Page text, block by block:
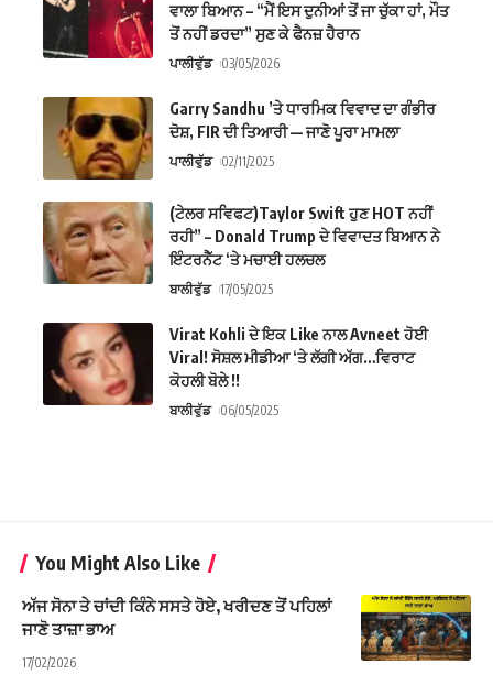
ਵਾਲਾ ਬਿਆਨ – “ਮੈਂ ਇਸ ਦੁਨੀਆਂ ਤੋਂ ਜਾ ਚੁੱਕਾ ਹਾਂ, ਮੌਤ
ਤੋਂ ਨਹੀਂ ਡਰਦਾ” ਸੁਣ ਕੇ ਫੈਨਜ਼ ਹੈਰਾਨ
ਪਾਲੀਵੁੱਡ 03/05/2026
Garry Sandhu ’ਤੇ ਧਾਰਮਿਕ ਵਿਵਾਦ ਦਾ ਗੰਭੀਰ
ਦੋਸ਼, FIR ਦੀ ਤਿਆਰੀ — ਜਾਣੋ ਪੂਰਾ ਮਾਮਲਾ
ਪਾਲੀਵੁੱਡ 02/11/2025
(ਟੇਲਰ ਸਵਿਫਟ)Taylor Swift ਹੁਣ HOT ਨਹੀਂ
ਰਹੀ” – Donald Trump ਦੇ ਵਿਵਾਦਤ ਬਿਆਨ ਨੇ
ਇੰਟਰਨੈੱਟ ‘ਤੇ ਮਚਾਈ ਹਲਚਲ
ਬਾਲੀਵੁੱਡ 17/05/2025
Virat Kohli ਦੇ ਇਕ Like ਨਾਲ Avneet ਹੋਈ
Viral! ਸੋਸ਼ਲ ਮੀਡੀਆ ‘ਤੇ ਲੱਗੀ ਅੱਗ…ਵਿਰਾਟ
ਕੋਹਲੀ ਬੋਲੇ !!
ਬਾਲੀਵੁੱਡ 06/05/2025
You Might Also Like
ਅੱਜ ਸੋਨਾ ਤੇ ਚਾਂਦੀ ਕਿੰਨੇ ਸਸਤੇ ਹੋਏ, ਖਰੀਦਣ ਤੋਂ ਪਹਿਲਾਂ
ਜਾਣੋ ਤਾਜ਼ਾ ਭਾਅ
17/02/2026